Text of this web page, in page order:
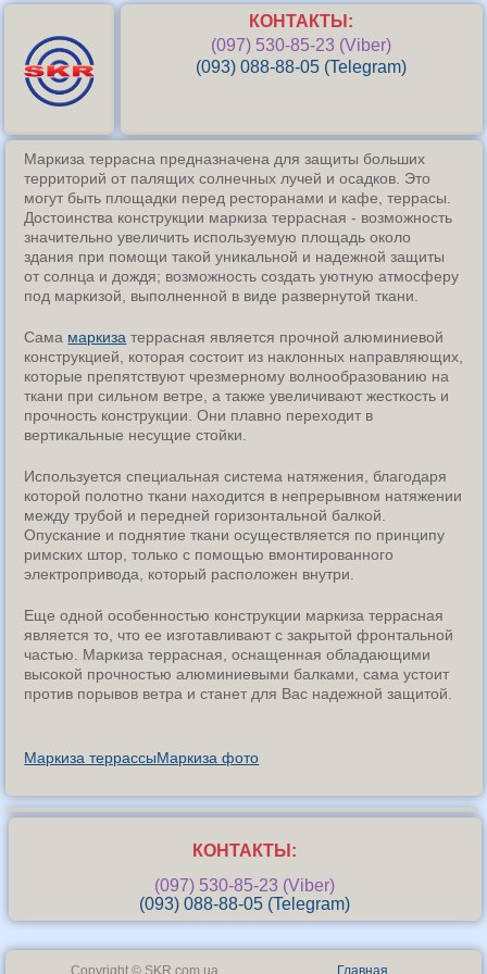
КОНТАКТЫ:
(097) 530-85-23 (Viber)
(093) 088-88-05 (Telegram)
Маркиза террасна предназначена для защиты больших
территорий от палящих солнечных лучей и осадков. Это
могут быть площадки перед ресторанами и кафе, террасы.
Достоинства конструкции маркиза террасная - возможность
значительно увеличить используемую площадь около
здания при помощи такой уникальной и надежной защиты
от солнца и дождя; возможность создать уютную атмосферу
под маркизой, выполненной в виде развернутой ткани.
Сама маркиза террасная является прочной алюминиевой
конструкцией, которая состоит из наклонных направляющих,
которые препятствуют чрезмерному волнообразованию на
ткани при сильном ветре, а также увеличивают жесткость и
прочность конструкции. Они плавно переходит в
вертикальные несущие стойки.
Используется специальная система натяжения, благодаря
которой полотно ткани находится в непрерывном натяжении
между трубой и передней горизонтальной балкой.
Опускание и поднятие ткани осуществляется по принципу
римских штор, только с помощью вмонтированного
электропривода, который расположен внутри.
Еще одной особенностью конструкции маркиза террасная
является то, что ее изготавливают с закрытой фронтальной
частью. Маркиза террасная, оснащенная обладающими
высокой прочностью алюминиевыми балками, сама устоит
против порывов ветра и станет для Вас надежной защитой.
Маркиза террассыМаркиза фото
КОНТАКТЫ:
(097) 530-85-23 (Viber)
(093) 088-88-05 (Telegram)
Copyright © SKR.com.ua Главная